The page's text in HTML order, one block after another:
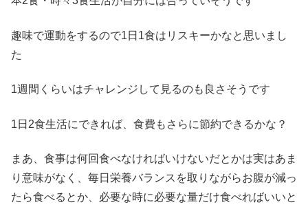
趣味で運動をするので1日1食はリスキーかなと思いまし
た
1週間くらいはチャレンジして見るのも良さそうです
1日2食生活にできれば、食費もさらに節約できるかな？
まあ、食事は何回食べなければいけないだとかは実はあま
り意味がなく、毎日栄養バランスを取りながらお腹が減っ
たら食べるとか、必要な時に必要な量だけ食べればいいと